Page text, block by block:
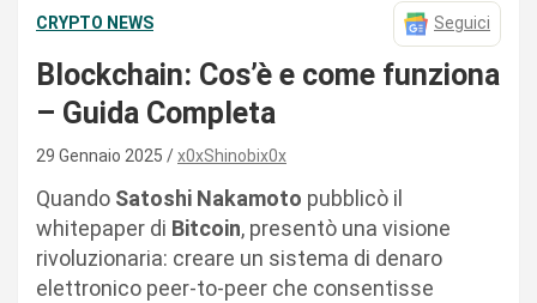
CRYPTO NEWS Seguici
Blockchain: Cos’è e come funziona
– Guida Completa
29 Gennaio 2025 x0xShinobix0x
Quando Satoshi Nakamoto pubblicò il
whitepaper di Bitcoin, presentò una visione
rivoluzionaria: creare un sistema di denaro
elettronico peer-to-peer che consentisse